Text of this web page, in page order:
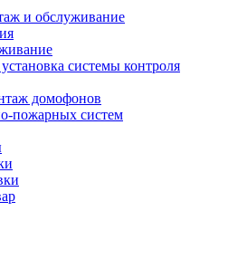
и обслуживание
системы контроля
домофонов
пожарных систем